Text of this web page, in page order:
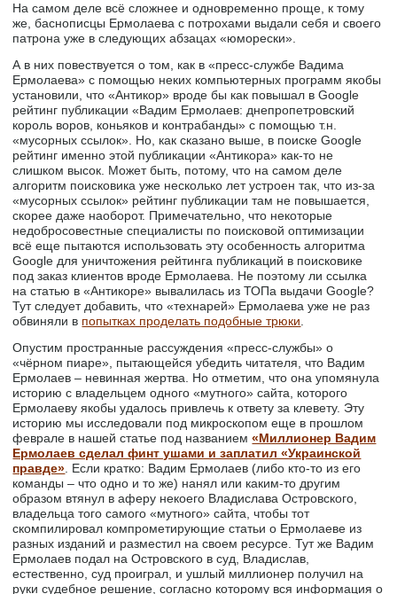
На самом деле всё сложнее и одновременно проще, к тому
же, баснописцы Ермолаева с потрохами выдали себя и своего
патрона уже в следующих абзацах «юморески».
А в них повествуется о том, как в «пресс-службе Вадима
Ермолаева» с помощью неких компьютерных программ якобы
установили, что «Антикор» вроде бы как повышал в Google
рейтинг публикации «Вадим Ермолаев: днепропетровский
король воров, коньяков и контрабанды» с помощью т.н.
«мусорных ссылок». Но, как сказано выше, в поиске Google
рейтинг именно этой публикации «Антикора» как-то не
слишком высок. Может быть, потому, что на самом деле
алгоритм поисковика уже несколько лет устроен так, что из-за
«мусорных ссылок» рейтинг публикации там не повышается,
скорее даже наоборот. Примечательно, что некоторые
недобросовестные специалисты по поисковой оптимизации
всё еще пытаются использовать эту особенность алгоритма
Google для уничтожения рейтинга публикаций в поисковике
под заказ клиентов вроде Ермолаева. Не поэтому ли ссылка
на статью в «Антикоре» вывалилась из ТОПа выдачи Google?
Тут следует добавить, что «технарей» Ермолаева уже не раз
обвиняли в попытках проделать подобные трюки.
Опустим пространные рассуждения «пресс-службы» о
«чёрном пиаре», пытающейся убедить читателя, что Вадим
Ермолаев – невинная жертва. Но отметим, что она упомянула
историю с владельцем одного «мутного» сайта, которого
Ермолаеву якобы удалось привлечь к ответу за клевету. Эту
историю мы исследовали под микроскопом еще в прошлом
феврале в нашей статье под названием«Миллионер Вадим
Ермолаев сделал финт ушами и заплатил «Украинской
правде». Если кратко: Вадим Ермолаев (либо кто-то из его
команды – что одно и то же) нанял или каким-то другим
образом втянул в аферу некоего Владислава Островского,
владельца того самого «мутного» сайта, чтобы тот
скомпилировал компрометирующие статьи о Ермолаеве из
разных изданий и разместил на своем ресурсе. Тут же Вадим
Ермолаев подал на Островского в суд, Владислав,
естественно, суд проиграл, и ушлый миллионер получил на
руки судебное решение, согласно которому вся информация о